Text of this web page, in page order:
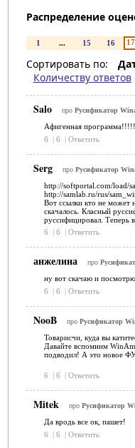
Распределение
1 ... 15 16 17
Сортировать по:
Количеству ответов
Salo про Русификатор
Афигенная
6
| 6 | Ответить
Serg про Русификатор
http://softportal.com/load/
http://samlab.ru/rus/
Вот ссылки кто не может
скачалось. Класный
руссифицировал. Теперь
6
| 6 | Ответить
анжелина про
ну вот скачаю и
6
| 6 | Ответить
NooB про Русификатор
Товарисчи, куда вы
Давайте вспомним
подводил! А это новое
6 | 6 | Ответить
Mitek про Русификатор
Да вродь все ок, пашет!
6
| 6 | Ответить